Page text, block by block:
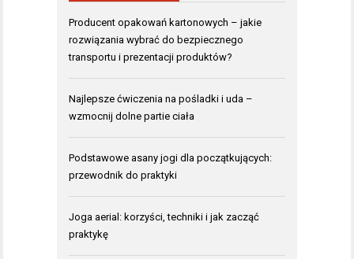
Producent opakowań kartonowych – jakie
rozwiązania wybrać do bezpiecznego
transportu i prezentacji produktów?
Najlepsze ćwiczenia na pośladki i uda –
wzmocnij dolne partie ciała
Podstawowe asany jogi dla początkujących:
przewodnik do praktyki
Joga aerial: korzyści, techniki i jak zacząć
praktykę